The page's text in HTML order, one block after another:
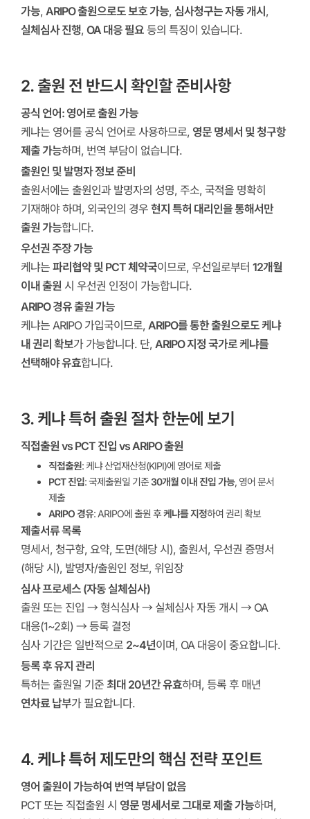
가능, ARIPO 출원으로도 보호 가능, 심사청구는 자동 개시,
실체심사 진행, OA 대응 필요등의 특징이 있습니다.
2. 출원 전 반드시 확인할 준비사항
공식 언어: 영어로 출원 가능
케냐는 영어를 공식 언어로 사용하므로, 영문 명세서 및 청구항
제출 가능하며, 번역 부담이 없습니다.
출원인 및 발명자 정보 준비
출원서에는 출원인과 발명자의 성명, 주소, 국적을 명확히
기재해야 하며, 외국인의 경우 현지 특허 대리인을 통해서만
출원 가능합니다.
우선권 주장 가능
케냐는 파리협약 및 PCT 체약국이므로, 우선일로부터 12개월
이내 출원 시 우선권 인정이 가능합니다.
ARIPO 경유 출원 가능
케냐는 ARIPO 가입국이므로, ARIPO를 통한 출원으로도 케냐
내 권리 확보가 가능합니다. 단, ARIPO 지정 국가로 케냐를
선택해야 유효합니다.
3. 케냐 특허 출원 절차 한눈에 보기
직접출원 vs PCT 진입 vs ARIPO 출원
직접출원: 케냐 산업재산청(KIPI)에 영어로 제출
PCT 진입: 국제출원일 기준30개월 이내 진입 가능, 영어 문서
제출
ARIPO 경유: ARIPO에 출원 후케냐를 지정하여 권리 확보
제출서류 목록
명세서, 청구항, 요약, 도면(해당 시), 출원서, 우선권 증명서
(해당 시), 발명자/출원인 정보, 위임장
심사 프로세스 (자동 실체심사)
출원 또는 진입 → 형식심사 → 실체심사 자동 개시 → OA
대응(1~2회) → 등록 결정
심사 기간은 일반적으로 2~4년이며, OA 대응이 중요합니다.
등록 후 유지 관리
특허는 출원일 기준 최대 20년간 유효하며, 등록 후 매년
연차료 납부가 필요합니다.
4. 케냐 특허 제도만의 핵심 전략 포인트
영어 출원이 가능하여 번역 부담이 없음
PCT 또는 직접출원 시 영문 명세서로 그대로 제출 가능하며,